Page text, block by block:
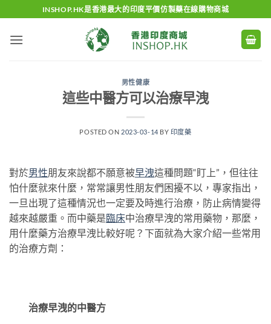
to
content
INSHOP.HK是香港最大的印度平價仿製藥在線購物商城
男性健康
這些中醫方可以治療早洩
POSTED ON 2023-03-14 BY 印度藥
對於男性朋友來說都不願意被早洩這種問題“盯上”，但往往
怕什麼就來什麼，常常讓男性朋友們困擾不以，專家指出，
一旦出現了這種情況也一定要及時進行治療，防止病情變得
越來越嚴重。而中藥是臨床中治療早洩的常用藥物，那麼，
用什麼藥方治療早洩比較好呢？下面就為大家介紹一些常用
的治療方劑：
治療早洩的中醫方